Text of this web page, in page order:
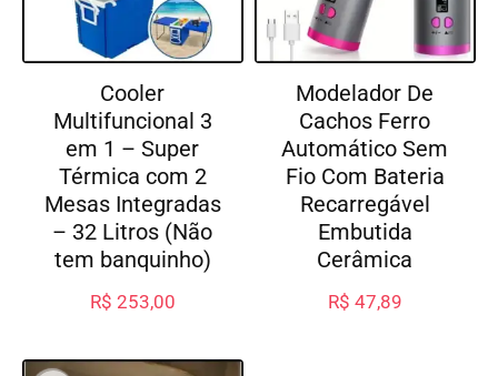
Cooler
Multifuncional 3
em 1 – Super
Térmica com 2
Mesas Integradas
– 32 Litros (Não
tem banquinho)
R$ 253,00
Modelador De
Cachos Ferro
Automático Sem
Fio Com Bateria
Recarregável
Embutida
Cerâmica
R$ 47,89